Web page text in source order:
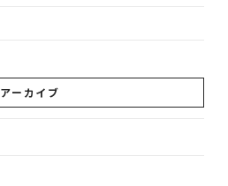
アーカイブ